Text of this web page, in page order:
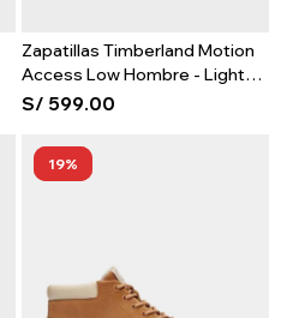
Zapatillas Timberland Motion
Access Low Hombre - Light
Beige Mesh
S/ 599.00
19